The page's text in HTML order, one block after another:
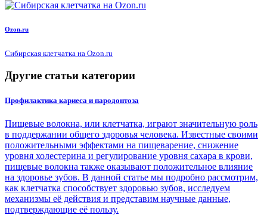
Ozon.ru
Сибирская клетчатка на Ozon.ru
Другие статьи категории
Профилактика кариеса и пародонтоза
Пищевые волокна, или клетчатка, играют значительную роль
в поддержании общего здоровья человека. Известные своими
положительными эффектами на пищеварение, снижение
уровня холестерина и регулирование уровня сахара в крови,
пищевые волокна также оказывают положительное влияние
на здоровье зубов. В данной статье мы подробно рассмотрим,
как клетчатка способствует здоровью зубов, исследуем
механизмы её действия и представим научные данные,
подтверждающие её пользу.